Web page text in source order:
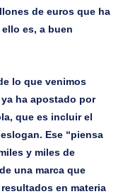
de euros que ha
es, a buen
lo que venimos
ha apostado por
que es incluir el
Ese “piensa
y miles de
una marca que
en materia